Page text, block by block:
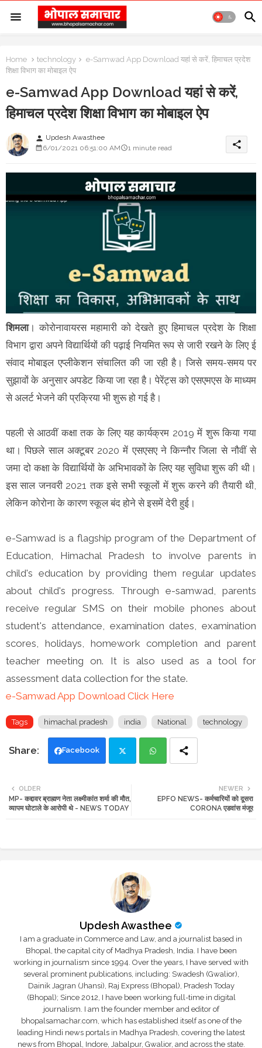
Home technology
e-Samwad App Download यहां से करें, हिमाचल प्रदेश
शिक्षा विभाग का मोबाइल ऐप
e-Samwad App Download यहां से करें,
हिमाचल प्रदेश शिक्षा विभाग का मोबाइल ऐप
person Updesh Awasthee
6/01/2021 06:51:00 AM
1 minute read share
शिमला। कोरोनावायरस महामारी को देखते हुए हिमाचल प्रदेश के शिक्षा
विभाग द्वारा अपने विद्यार्थियों की पढ़ाई नियमित रूप से जारी रखने के लिए ई
संवाद मोबाइल एप्लीकेशन संचालित की जा रही है। जिसे समय-समय पर
सुझावों के अनुसार अपडेट किया जा रहा है। पेरेंट्स को एसएमएस के माध्यम
से अलर्ट भेजने की प्रक्रिया भी शुरू हो गई है।
पहली से आठवीं कक्षा तक के लिए यह कार्यक्रम 2019 में शुरू किया गया
था। पिछले साल अक्टूबर 2020 में एसएसए ने किन्नौर जिला से नौवीं से
जमा दो कक्षा के विद्यार्थियों के अभिभावकों के लिए यह सुविधा शुरू की थी।
इस साल जनवरी 2021 तक इसे सभी स्कूलों में शुरू करने की तैयारी थी,
लेकिन कोरोना के कारण स्कूल बंद होने से इसमें देरी हुई।
e-Samwad is a flagship program of the Department of
Education, Himachal Pradesh to involve parents in
child's education by providing them regular updates
about child's progress. Through e-samwad, parents
receive regular SMS on their mobile phones about
student's attendance, examination dates, examination
scores, holidays, homework completion and parent
teacher meeting on. It is also used as a tool for
assessment data collection for the state.
e-Samwad App Download Click Here
Tags himachal pradesh india National technology
Facebook
tte ats
NEWER
EPFO NEWS- कर्मचारियों को दूसरा
CORONA एडवांस मंजूर
OLDER
MP- कद्दावर ब्राह्मण नेता लक्ष्मीकांत शर्मा की मौत,
व्यापम घोटाले के आरोपी थे - NEWS TODAY
Updesh Awasthee
I am a graduate in Commerce and Law, and a journalist based in
Bhopal, the capital city of Madhya Pradesh, India. I have been
working in journalism since 1994. Over the years, I have served with
several prominent publications, including: Swadesh (Gwalior),
Dainik Jagran (Jhansi), Raj Express (Bhopal), Pradesh Today
(Bhopal); Since 2012, I have been working full-time in digital
journalism. I am the founder member and editor of
bhopalsamachar.com, which has established itself as one of the
leading Hindi news portals in Madhya Pradesh, covering the latest
news from Bhopal, Indore, Jabalpur, Gwalior, and across the state.